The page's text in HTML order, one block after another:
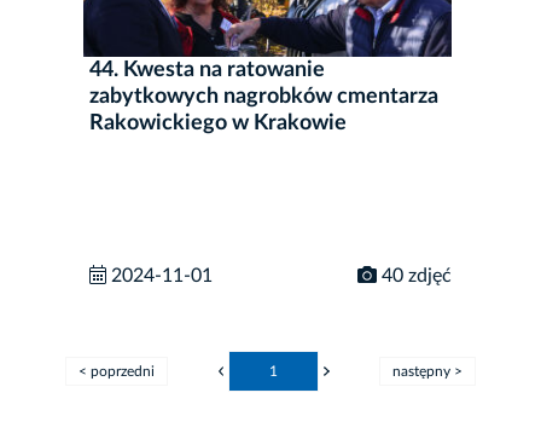
44. Kwesta na ratowanie
zabytkowych nagrobków cmentarza
Rakowickiego w Krakowie
2024-11-01 40 zdjęć
< poprzedni 1 następny >